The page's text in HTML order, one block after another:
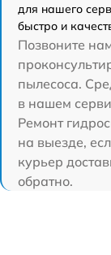
для нашего
быстро и
Позвоните
пылесоса.
в нашем
Ремонт
на выезде,
курьер
обратно.